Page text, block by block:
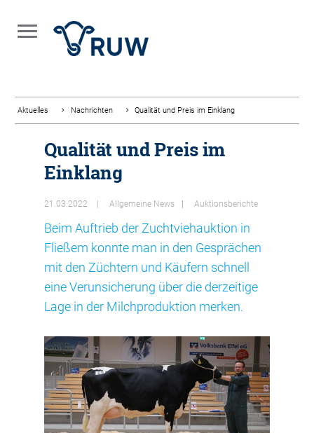
Aktuelles Nachrichten Qualität und Preis im Einklang
Qualität und Preis im
Einklang
21.03.2022 Allgemeine News Auktionsberichte
Beim Auftrieb der Zuchtviehauktion in
Fließem konnte man in den Gesprächen
mit den Züchtern und Käufern schnell
eine Verunsicherung über die derzeitige
Lage in der Milchproduktion merken.